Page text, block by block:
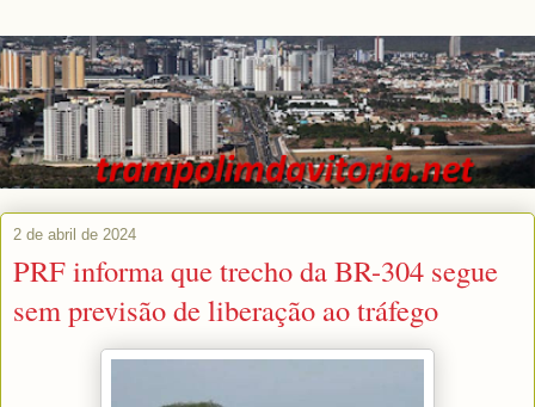
2 de abril de 2024
PRF informa que trecho da BR-304 segue
sem previsão de liberação ao tráfego